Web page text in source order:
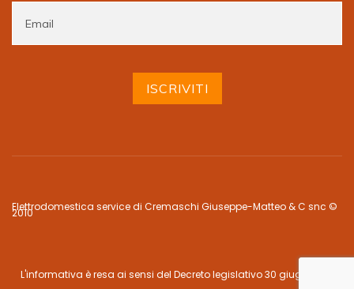
Elettrodomestica service di Cremaschi Giuseppe-Matteo & C snc ©
2010
L'informativa è resa ai sensi del Decreto legislativo 30 giugno 2003,